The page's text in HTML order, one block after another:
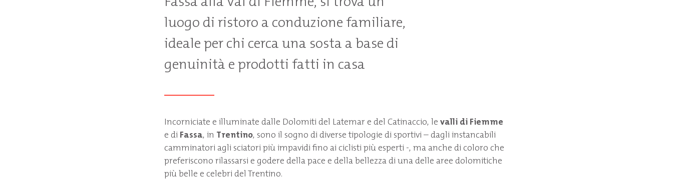
luogo di ristoro a conduzione familiare,
ideale per chi cerca una sosta a base di
genuinità e prodotti fatti in casa
Incorniciate e illuminate dalle Dolomiti del Latemar e del Catinaccio, le valli di Fiemme
e di Fassa, in Trentino, sono il sogno di diverse tipologie di sportivi – dagli instancabili
camminatori agli sciatori più impavidi fino ai ciclisti più esperti -, ma anche di coloro che
preferiscono rilassarsi e godere della pace e della bellezza di una delle aree dolomitiche
più belle e celebri del Trentino.